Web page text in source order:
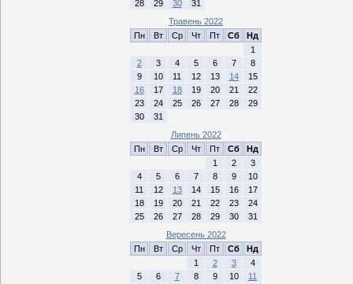
28
29 30
31
Травень 2022
Пн
Вт Ср Чт Пт Сб
Нд
1
2
3 4 5 6 7
8
9
10 11 12 13 14
15
16
17 18 19 20 21
22
23
24 25 26 27 28
29
30
31
Липень 2022
Пн
Вт Ср Чт Пт Сб
Нд
1
2
3
4
5 6 7 8 9
10
11
12 13 14 15 16
17
18
19 20 21 22 23
24
25
26 27 28 29 30
31
Вересень 2022
Пн
Вт Ср Чт Пт Сб
Нд
1
2 3
4
5
6 7 8 9 10
11